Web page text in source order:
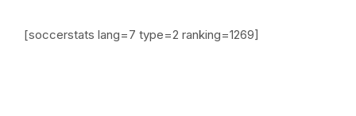
[soccerstats lang=7 type=2 ranking=1269]